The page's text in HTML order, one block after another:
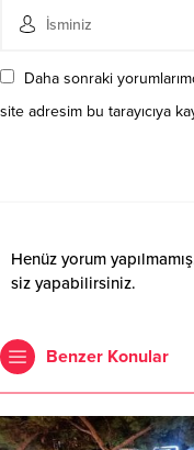
Daha sonraki
site adresim bu tarayıcıya
Henüz yorum
siz yapabilirsiniz.
Benzer Konular